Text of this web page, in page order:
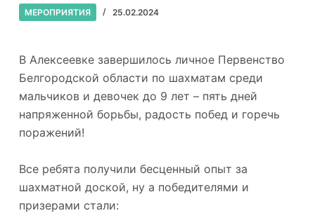
МЕРОПРИЯТИЯ 25.02.2024
В Алексеевке завершилось личное Первенство
Белгородской области по шахматам среди
мальчиков и девочек до 9 лет – пять дней
напряженной борьбы, радость побед и горечь
поражений!
Все ребята получили бесценный опыт за
шахматной доской, ну а победителями и
призерами стали: